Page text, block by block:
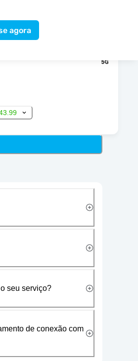
agora
seu serviço?
de conexão com